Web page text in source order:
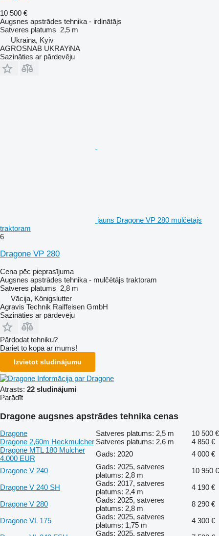
10 500 €
Augsnes apstrādes tehnika - irdinātājs
Satveres platums 2,5 m
Ukraina, Kyiv
AGROSNAB UKRAYiNA
Sazināties ar pārdevēju
jauns Dragone VP 280 mulčētājs
traktoram
6
Dragone VP 280
Cena pēc pieprasījuma
Augsnes apstrādes tehnika - mulčētājs traktoram
Satveres platums 2,8 m
Vācija, Königslutter
Agravis Technik Raiffeisen GmbH
Sazināties ar pārdevēju
Pārdodat tehniku?
Dariet to kopā ar mums!
Izvietot sludinājumu
Informācija par Dragone
Atrasts: 22 sludinājumi
Parādīt
Dragone augsnes apstrādes tehnika cenas
Dragone Satveres platums: 2,5 m
10 500 €
Dragone 2,60m Heckmulcher Satveres platums: 2,6 m
4 850 €
Dragone MTL 180 Mulcher
4.000 EUR
Gads: 2020
4 000 €
Dragone V 240
Gads: 2025, satveres
platums: 2,8 m
10 950 €
Dragone V 240 SH
Gads: 2017, satveres
platums: 2,4 m
4 190 €
Dragone V 280
Gads: 2025, satveres
platums: 2,8 m
8 290 €
Dragone VL 175
Gads: 2025, satveres
platums: 1,75 m
4 300 €
Gads: 2025, satveres